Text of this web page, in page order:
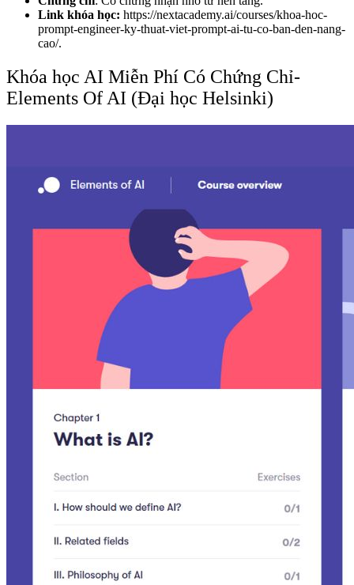
Link khóa học: https://nextacademy.ai/courses/khoa-hoc-
prompt-engineer-ky-thuat-viet-prompt-ai-tu-co-ban-den-nang-
cao/.
Khóa học AI Miễn Phí Có Chứng Chỉ-
Elements Of AI (Đại học Helsinki)